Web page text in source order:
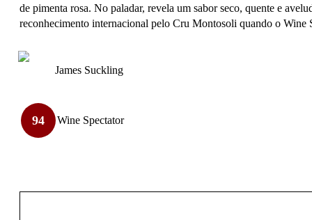
de pimenta rosa. No paladar, revela um sabor seco, quente e
reconhecimento internacional pelo Cru Montosoli quando o Wine
James Suckling
94 Wine Spectator